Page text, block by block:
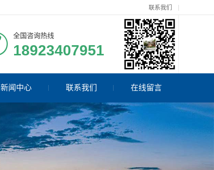
联系我们
全国咨询热线
18923407951
新闻中心 联系我们 在线留言